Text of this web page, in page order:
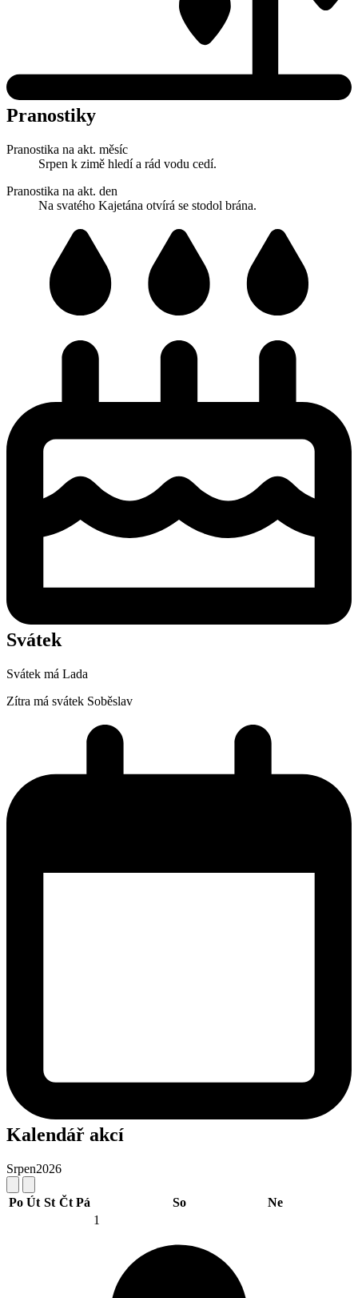
Pranostiky
Pranostika na akt. měsíc
Srpen k zimě hledí a rád vodu cedí.
Pranostika na akt. den
Na svatého Kajetána otvírá se stodol brána.
Svátek
Svátek má Lada
Zítra má svátek Soběslav
Kalendář akcí
Srpen2026
Po Út St Čt Pá So Ne
1